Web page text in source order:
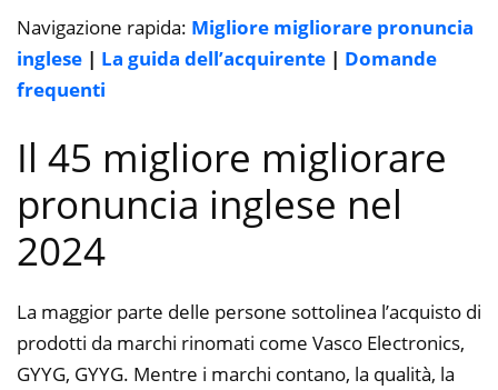
Navigazione rapida: Migliore migliorare pronuncia
inglese | La guida dell’acquirente | Domande
frequenti
Il 45 migliore migliorare
pronuncia inglese nel
2024
La maggior parte delle persone sottolinea l’acquisto di
prodotti da marchi rinomati come Vasco Electronics,
GYYG, GYYG. Mentre i marchi contano, la qualità, la